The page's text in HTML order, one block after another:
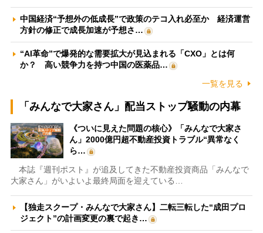
中国経済“予想外の低成長”で政策のテコ入れ必至か 経済運営
方針の修正で成長加速が予想さ…
“AI革命”で爆発的な需要拡大が見込まれる「CXO」とは何
か？ 高い競争力を持つ中国の医薬品…
一覧を見る
「みんなで大家さん」配当ストップ騒動の内幕
《ついに見えた問題の核心》「みんなで大家さ
ん」2000億円超不動産投資トラブル“異常なく
ら…
本誌『週刊ポスト』が追及してきた不動産投資商品「みんなで
大家さん」がいよいよ最終局面を迎えている…
【独走スクープ・みんなで大家さん】二転三転した“成田プロ
ジェクト”の計画変更の裏で起き…